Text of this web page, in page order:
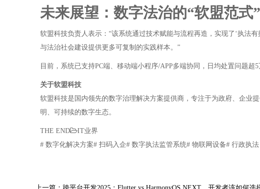
未来展望：数字法治的“软盟范式”
软盟科技负责人表示：“该系统通过技术赋能与流程再造，实现了‘执法
与法治社会建设提供更多可复制的实践样本。”
目前，系统已支持PC端、移动端小程序/APP多端协同，日均处置问题
关于软盟科技
软盟科技是国内领先的数字治理解决方案提供商，专注于为政府、企业
明、可持续的数字生态。
THE END
IT业界
# 数字化解决方案# 扫码入企# 数字执法监管系统# 物联网设备# 行政执法